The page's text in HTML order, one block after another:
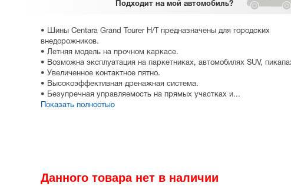
Подходит на мой автомобиль?
• Шины Centara Grand Tourer H/T предназначены для городских
внедорожников.
• Летняя модель на прочном каркасе.
• Возможна эксплуатация на паркетниках, автомобилях SUV,
• Увеличенное контактное пятно.
• Высокоэффективная дренажная система.
• Безупречная управляемость на прямых участках и...
Показать полностью
Данного товара нет в наличии